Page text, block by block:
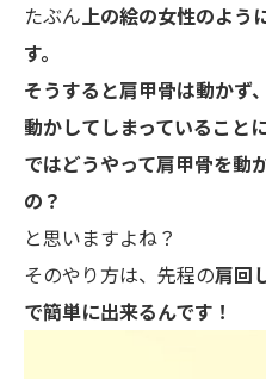
たぶん上の絵の女性のよう
す。
そうすると肩甲骨は動かず
動かしてしまっていること
ではどうやって肩甲骨を動
の？
と思いますよね？
そのやり方は、先程の肩回
で簡単に出来るんです！